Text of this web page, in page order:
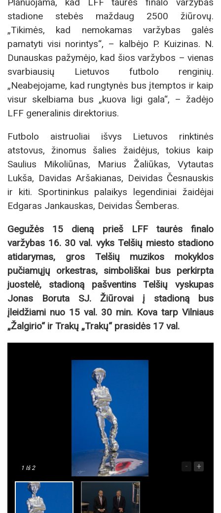
stadione stebės maždaug 2500 žiūrovų.
„Tikimės, kad nemokamas varžybas galės
pamatyti visi norintys“, – kalbėjo P. Kuizinas. N.
Dunauskas pažymėjo, kad šios varžybos – vienas
svarbiausių Lietuvos futbolo renginių.
„Neabejojame, kad rungtynės bus įtemptos ir kaip
visur skelbiama bus „kuova ligi gala“, – žadėjo
LFF generalinis direktorius.
Futbolo aistruoliai išvys Lietuvos rinktinės
atstovus, žinomus šalies žaidėjus, tokius kaip
Saulius Mikoliūnas, Marius Žaliūkas, Vytautas
Lukša, Davidas Aršakianas, Deividas Česnauskis
ir kiti. Sportininkus palaikys legendiniai žaidėjai
Edgaras Jankauskas, Deividas Šemberas.
Gegužės 15 dieną prieš LFF taurės finalo
varžybas 16. 30 val. vyks Telšių miesto stadiono
atidarymas, gros Telšių muzikos mokyklos
pučiamųjų orkestras, simboliškai bus perkirpta
juostelė, stadioną pašventins Telšių vyskupas
Jonas Boruta SJ. Žiūrovai į stadioną bus
įleidžiami nuo 15 val. 30 min. Kova tarp Vilniaus
„Žalgirio“ ir Trakų „Trakų“ prasidės 17 val.
1 Iš 2 - +